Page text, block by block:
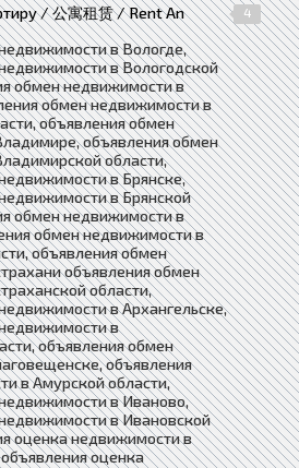
/ 公寓租赁 / Rent An
4
в Вологде,
в Вологодской
обмен недвижимости в
обмен недвижимости в
объявления обмен
объявления обмен
области,
в Брянске,
в Брянской
обмен недвижимости в
обмен недвижимости в
объявления обмен
объявления обмен
области,
в Архангельске,
в
объявления обмен
объявления
в Амурской области,
в Иваново,
в Ивановской
оценка недвижимости в
оценка